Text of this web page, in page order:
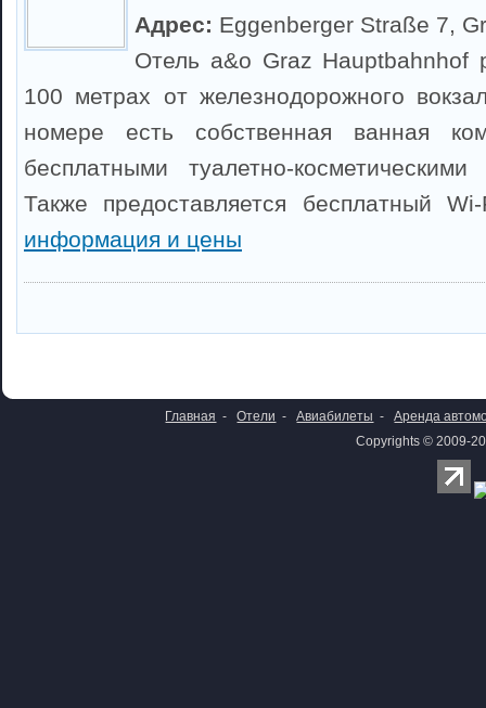
Адрес: Eggenberger Straße 7,
Отель a&o Graz Hauptbahnhof
100 метрах от железнодорожного
номере есть собственная ванная
бесплатными туалетно-
Также предоставляется бесплатный
информация и цены
Главная - Отели - Авиабилеты -
Аренда
Copyrights © 2009-